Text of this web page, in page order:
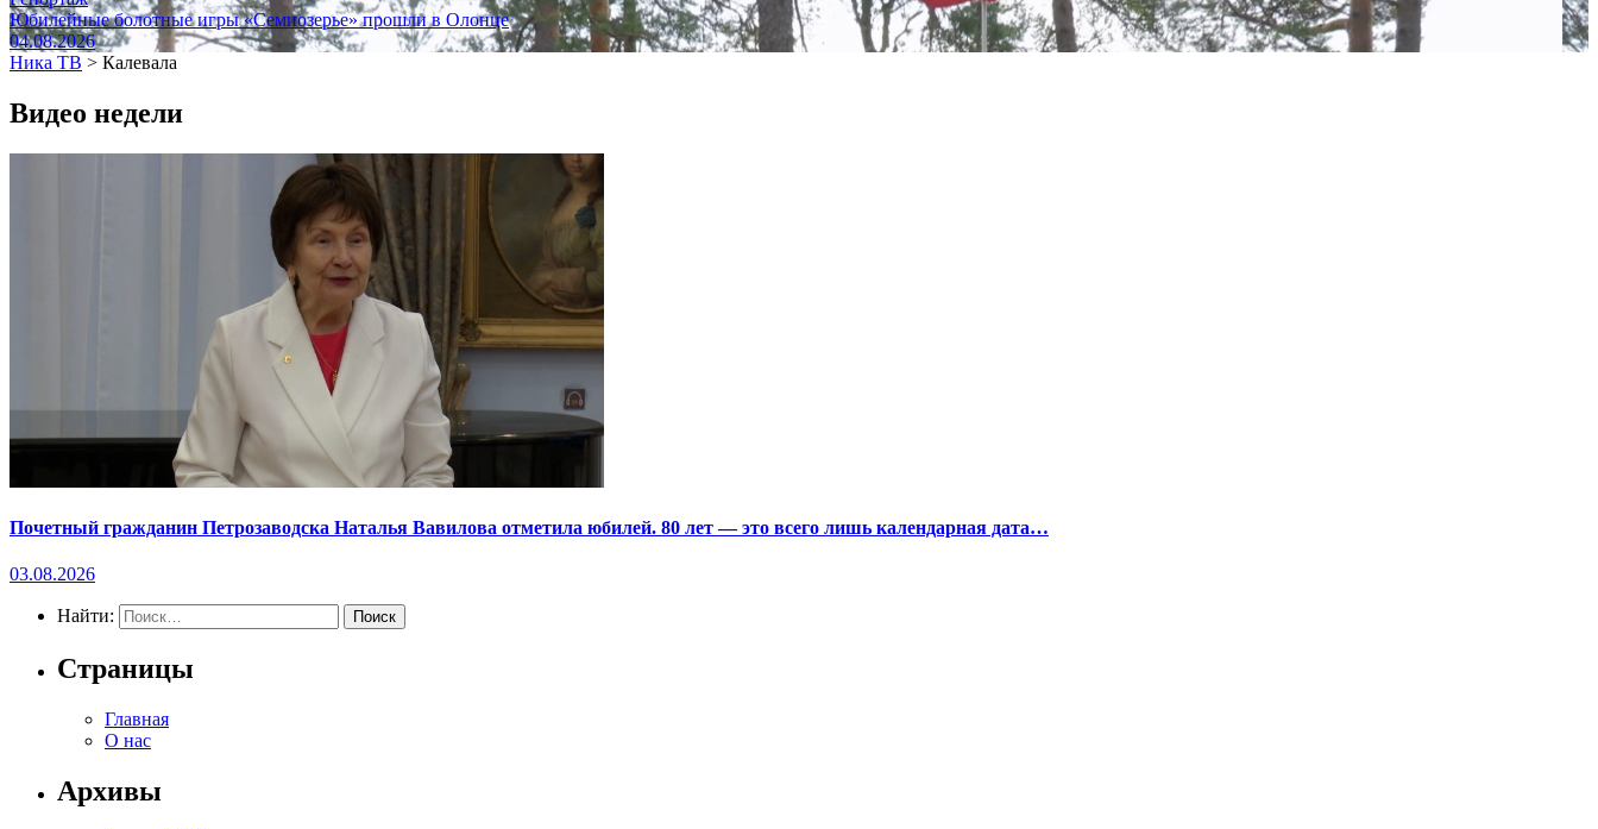
Юбилейные болотные игры «Семиозерье» прошли в Олонце
04.08.2026
Ника ТВ > Калевала
Видео недели
Почетный гражданин Петрозаводска Наталья Вавилова отметила юбилей. 80 лет — это всего лишь календарная дата…
03.08.2026
Найти:
Страницы
Главная
О нас
Архивы